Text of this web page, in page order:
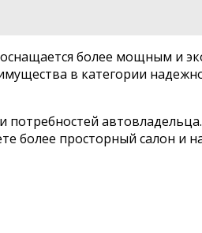
более мощным и
в категории
просторный салон и